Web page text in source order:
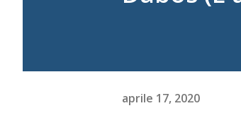
aprile 17, 2020